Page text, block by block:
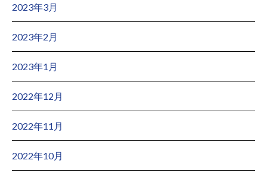
2023年3月
2023年2月
2023年1月
2022年12月
2022年11月
2022年10月